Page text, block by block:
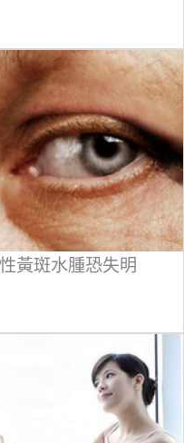
黃斑水腫恐失明